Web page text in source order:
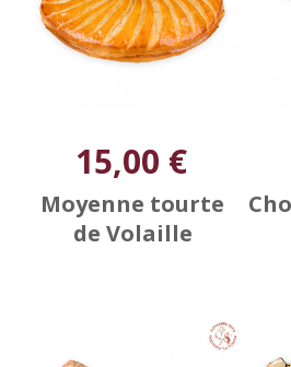
15,00 €
Moyenne tourte
de Volaille